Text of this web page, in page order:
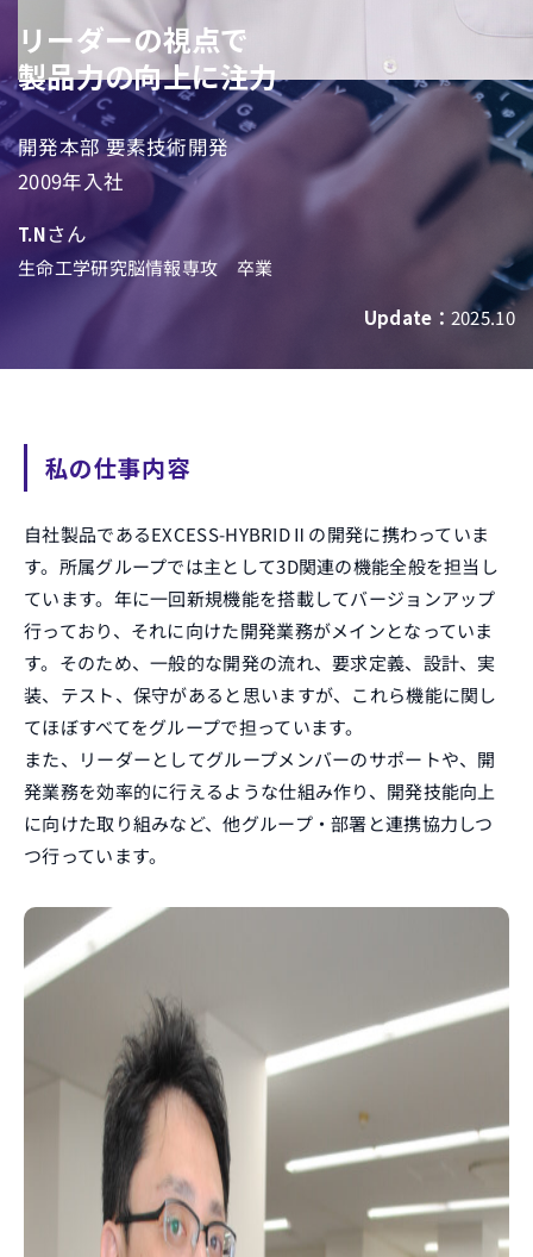
リーダーの視点で
製品力の向上に注力
開発本部 要素技術開発
2009年入社
T.Nさん
生命工学研究脳情報専攻 卒業
Update： 2025.10
私の仕事内容
自社製品であるEXCESS-HYBRIDⅡの開発に携わっていま
す。所属グループでは主として3D関連の機能全般を担当し
ています。年に一回新規機能を搭載してバージョンアップ
行っており、それに向けた開発業務がメインとなっていま
す。そのため、一般的な開発の流れ、要求定義、設計、実
装、テスト、保守があると思いますが、これら機能に関し
てほぼすべてをグループで担っています。
また、リーダーとしてグループメンバーのサポートや、開
発業務を効率的に行えるような仕組み作り、開発技能向上
に向けた取り組みなど、他グループ・部署と連携協力しつ
つ行っています。